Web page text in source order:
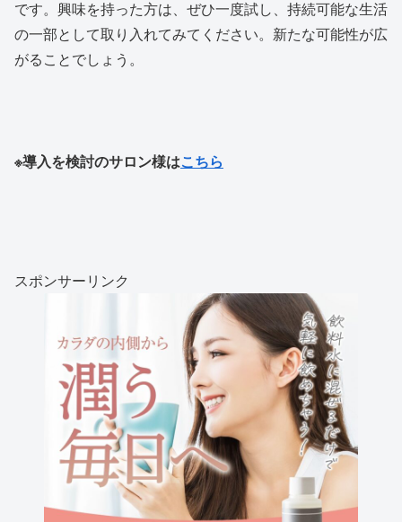
です。興味を持った方は、ぜひ一度試し、持続可能な生活
の一部として取り入れてみてください。新たな可能性が広
がることでしょう。
※導入を検討のサロン様はこちら
スポンサーリンク